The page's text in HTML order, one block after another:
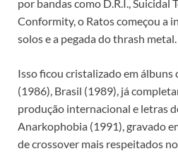
por bandas como D.R.I., Suicidal
Conformity, o Ratos começou a
solos e a pegada do thrash metal.
Isso ficou cristalizado em álbuns
(1986), Brasil (1989), já
produção internacional e letras
Anarkophobia (1991), gravado
de crossover mais respeitados